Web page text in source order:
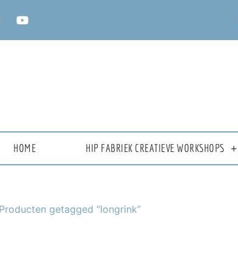
HOME HIP FABRIEK CREATIEVE WORKSHOPS
getagged “longrink”